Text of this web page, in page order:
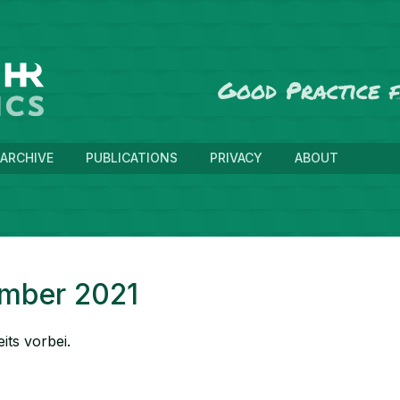
Good Practice
ARCHIVE PUBLICATIONS PRIVACY ABOUT
2021
vorbei.